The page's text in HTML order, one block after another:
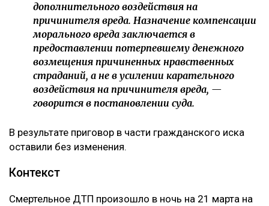
дополнительного воздействия на
причинителя вреда. Назначение компенсации
морального вреда заключается в
предоставлении потерпевшему денежного
возмещения причиненных нравственных
страданий, а не в усилении карательного
воздействия на причинителя вреда, —
говорится в постановлении суда.
В результате приговор в части гражданского иска
оставили без изменения.
Контекст
Смертельное ДТП произошло в ночь на 21 марта на